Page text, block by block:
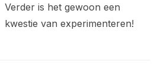
Verder is het gewoon een
kwestie van experimenteren!